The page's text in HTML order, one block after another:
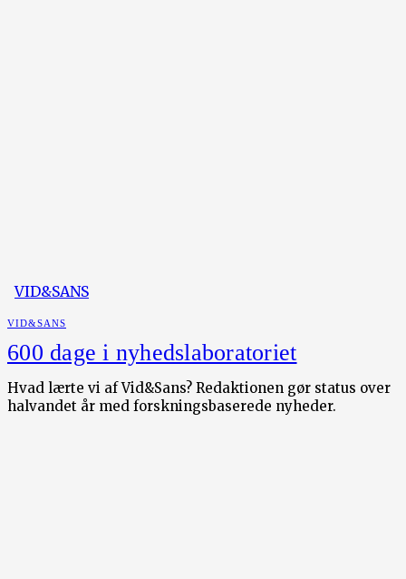
VID&SANS
VID&SANS
600 dage i nyhedslaboratoriet
Hvad lærte vi af Vid&Sans? Redaktionen gør status over
halvandet år med forskningsbaserede nyheder.